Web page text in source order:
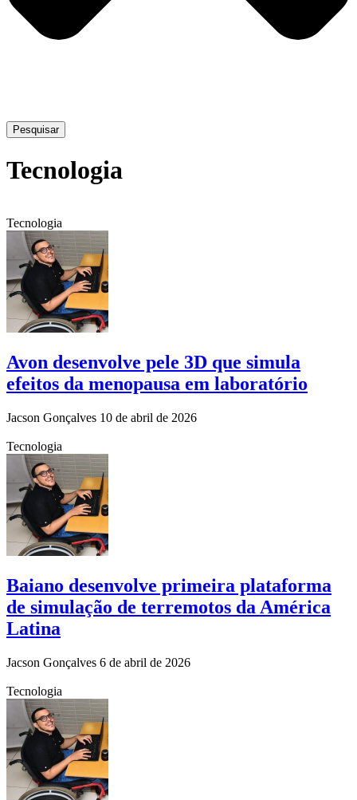
Pesquisar
Tecnologia
Tecnologia
Avon desenvolve pele 3D que simula
efeitos da menopausa em laboratório
Jacson Gonçalves 10 de abril de 2026
Tecnologia
Baiano desenvolve primeira plataforma
de simulação de terremotos da América
Latina
Jacson Gonçalves 6 de abril de 2026
Tecnologia